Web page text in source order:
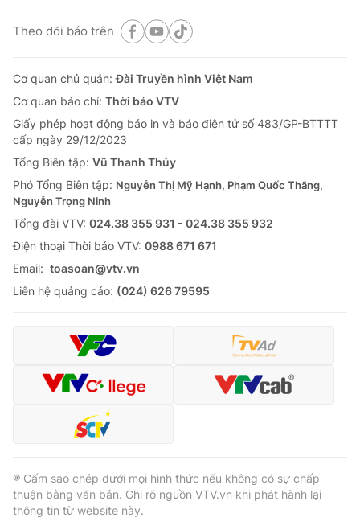
Theo dõi báo trên
Cơ quan chủ quản:Đài Truyền hình Việt Nam
Cơ quan báo chí: Thời báo VTV
Giấy phép hoạt động báo in và báo điện tử số 483/GP-BTTTT
cấp ngày 29/12/2023
Tổng Biên tập: Vũ Thanh Thủy
Phó Tổng Biên tập: Nguyễn Thị Mỹ Hạnh, Phạm Quốc Thắng,
Nguyễn Trọng Ninh
Tổng đài VTV: 024.38 355 931 - 024.38 355 932
Ðiện thoại Thời báo VTV: 0988 671 671
Email: toasoan@vtv.vn
Liên hệ quảng cáo: (024) 626 79595
® Cấm sao chép dưới mọi hình thức nếu không có sự chấp
thuận bằng văn bản. Ghi rõ nguồn VTV.vn khi phát hành lại
thông tin từ website này.